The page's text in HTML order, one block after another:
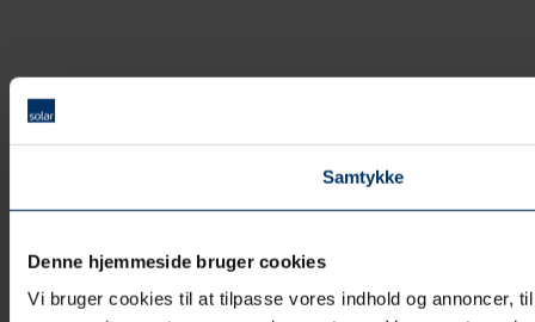
Samtykke
Denne hjemmeside bruger cookies
Vi bruger cookies til at tilpasse vores indhold og annoncer,